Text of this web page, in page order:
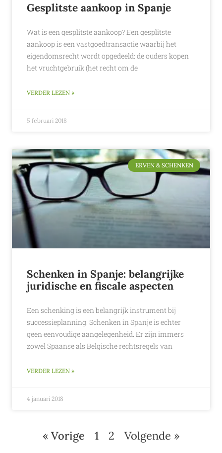
Gesplitste aankoop in Spanje
Wat is een gesplitste aankoop? Een gesplitste
aankoop is een vastgoedtransactie waarbij het
eigendomsrecht wordt opgedeeld: de ouders kopen
het vruchtgebruik (het recht om de
VERDER LEZEN »
5 februari 2018
ERVEN & SCHENKEN
Schenken in Spanje: belangrijke
juridische en fiscale aspecten
Een schenking is een belangrijk instrument bij
successieplanning. Schenken in Spanje is echter
geen eenvoudige aangelegenheid. Er zijn immers
zowel Spaanse als Belgische rechtsregels van
VERDER LEZEN »
4 januari 2018
« Vorige 1 2 Volgende »